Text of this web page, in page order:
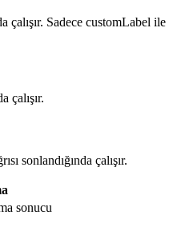
çalışır. Sadece customLabel ile
çalışır.
sonlandığında çalışır.
sonucu